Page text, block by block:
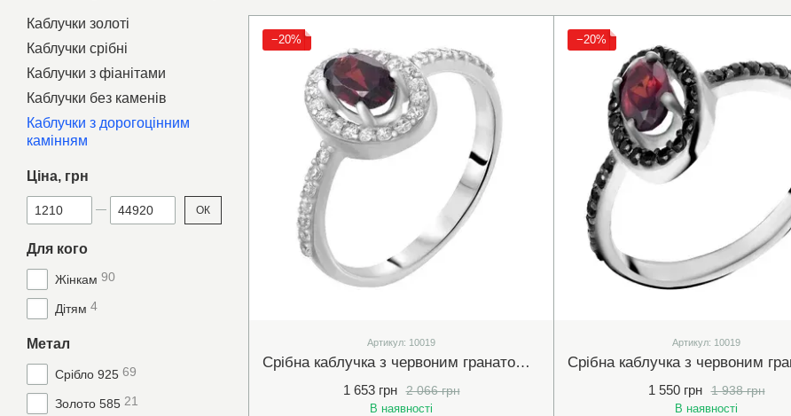
−20%
Артикул: 10019
Срібна каблучка з червоним гранатом та білими (прозорими) фіанітами (10019)
2 066 грн
1 653 грн
В наявності
−20%
Артикул: 10019
1 938 грн
1 550 грн
В наявності
Каблучки золоті
Каблучки срібні
Каблучки з фіанітами
Каблучки без каменів
Каблучки з дорогоцінним
камінням
Ціна, грн
Від Ціна, грн
До Ціна, грн ОК
Для кого
Жінкам 90
Дітям 4
Метал
Срібло 925 69
Золото 585 21